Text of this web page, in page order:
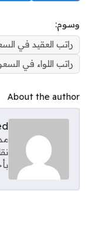
وسوم:
راتب العقيد في
راتب اللواء في
About the author